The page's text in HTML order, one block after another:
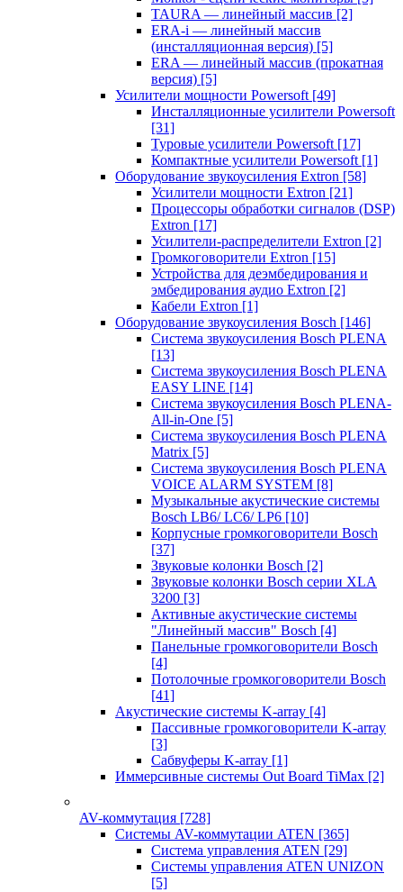
TAURA — линейный массив [2]
ERA-i — линейный массив
(инсталляционная версия) [5]
ERA — линейный массив (прокатная
версия) [5]
Усилители мощности Powersoft [49]
Инсталляционные усилители Powersoft
[31]
Туровые усилители Powersoft [17]
Компактные усилители Powersoft [1]
Оборудование звукоусиления Extron [58]
Усилители мощности Extron [21]
Процессоры обработки сигналов (DSP)
Extron [17]
Усилители-распределители Extron [2]
Громкоговорители Extron [15]
Устройства для деэмбедирования и
эмбедирования аудио Extron [2]
Кабели Extron [1]
Оборудование звукоусиления Bosch [146]
Система звукоусиления Bosch PLENA
[13]
Система звукоусиления Bosch PLENA
EASY LINE [14]
Система звукоусиления Bosch PLENA-
All-in-One [5]
Система звукоусиления Bosch PLENA
Matrix [5]
Система звукоусиления Bosch PLENA
VOICE ALARM SYSTEM [8]
Музыкальные акустические системы
Bosch LB6/ LC6/ LP6 [10]
Корпусные громкоговорители Bosch
[37]
Звуковые колонки Bosch [2]
Звуковые колонки Bosch серии XLA
3200 [3]
Активные акустические системы
"Линейный массив" Bosch [4]
Панельные громкоговорители Bosch
[4]
Потолочные громкоговорители Bosch
[41]
Акустические системы K-array [4]
Пассивные громкоговорители K-array
[3]
Сабвуферы K-array [1]
Иммерсивные системы Out Board TiMax [2]
AV-коммутация [728]
Системы AV-коммутации ATEN [365]
Система управления ATEN [29]
Системы управления ATEN UNIZON
[5]